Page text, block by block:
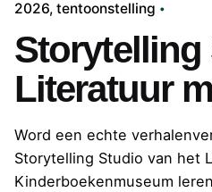
2026 tentoonstelling
Storytelling
Literatuur
Word een echte
Storytelling Studio van het
Kinderboekenmuseum